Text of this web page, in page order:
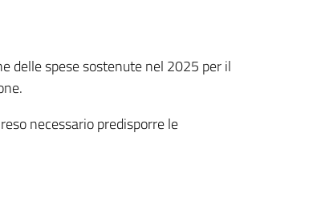
delle spese sostenute nel 2025 per il
necessario predisporre le